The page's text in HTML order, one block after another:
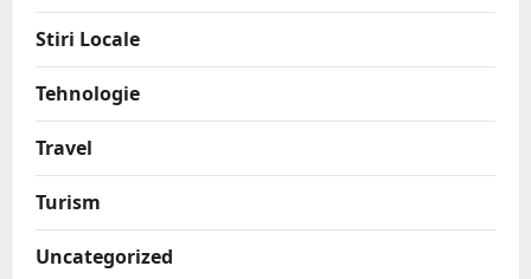
Stiri Locale
Tehnologie
Travel
Turism
Uncategorized